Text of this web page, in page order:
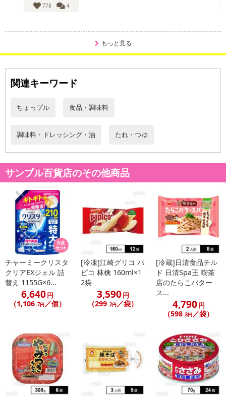
Payでお支払いの場合、決済のため外部サイトへ遷移します。
発送日カレンダー
休業日
その他共通および商品カテゴリー別注意事項（※必ずご確認くだ
さい）
こちらの情報は 2026年07月09日 時点での情報となります。
778 4
もっと見る
関連キーワード
ちょっプル 食品・調味料
調味料・ドレッシング・油 たれ・つゆ
サンプル百貨店のその他商品
チャーミークリスタ
クリアEXジェル 詰
替え 1155G×6...
6,640円
（1,106.7円／個）
[冷凍]江崎グリコ パ
ピコ 林檎 160ml×1
2袋
3,590円
（299.2円 ／袋）
[冷蔵]日清食品チル
ド 日清Spa王 喫茶
店のたらこバター
ス...
4,790円
（598.8円 ／袋）